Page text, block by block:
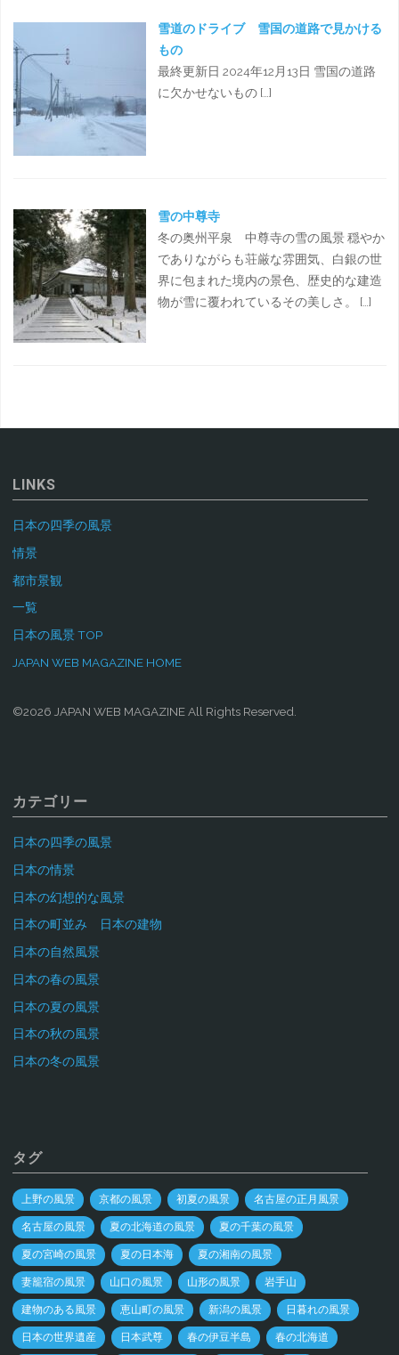
雪道のドライブ 雪国の道路で見かける
もの
最終更新日 2024年12月13日 雪国の道路
に欠かせないもの […]
雪の中尊寺
冬の奥州平泉 中尊寺の雪の風景 穏やか
でありながらも荘厳な雰囲気、白銀の世
界に包まれた境内の景色、歴史的な建造
物が雪に覆われているその美しさ。 […]
LINKS
日本の四季の風景
情景
都市景観
一覧
日本の風景 TOP
JAPAN WEB MAGAZINE HOME
©2026 JAPAN WEB MAGAZINE All Rights Reserved.
カテゴリー
日本の四季の風景
日本の情景
日本の幻想的な風景
日本の町並み 日本の建物
日本の自然風景
日本の春の風景
日本の夏の風景
日本の秋の風景
日本の冬の風景
タグ
上野の風景 京都の風景 初夏の風景 名古屋の正月風景
名古屋の風景 夏の北海道の風景 夏の千葉の風景
夏の宮崎の風景 夏の日本海 夏の湘南の風景
妻籠宿の風景 山口の風景 山形の風景 岩手山
建物のある風景 恵山町の風景 新潟の風景 日暮れの風景
日本の世界遺産 日本武尊 春の伊豆半島 春の北海道